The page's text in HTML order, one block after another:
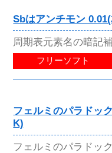
Sbはアンチモン
周期表元素名の暗記
フリーソフト
フェルミのパラドッ
K)
フェルミのパラドッ